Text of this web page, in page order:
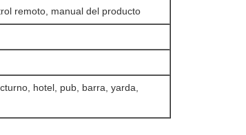
remoto, manual del producto
hotel, pub, barra, yarda,